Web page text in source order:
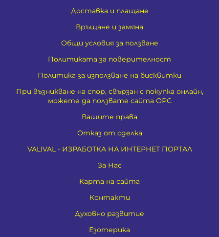
Доставка и плащане
Връщане и замяна
Общи условия за ползване
Политиката за поверителност
Политика за използване на бисквитки
При възникване на спор, свързан с покупка онлайн,
можете да ползвате сайта ОРС
Вашите права
Отказ от сделка
VALIVAL - ИЗРАБОТКА НА ИНТЕРНЕТ ПОРТАЛ
За Нас
Карта на сайта
Контакти
Духовно развитие
Езотерика